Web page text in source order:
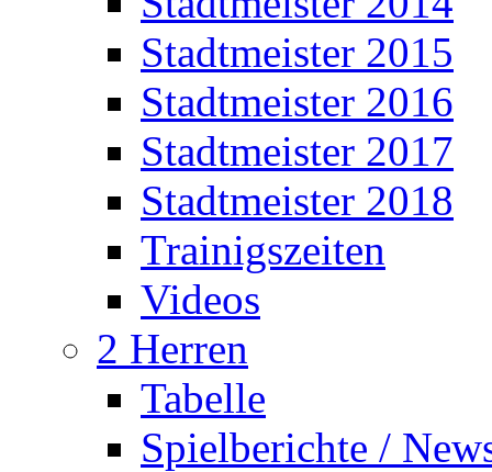
Stadtmeister 2015
Stadtmeister 2016
Stadtmeister 2017
Stadtmeister 2018
Trainigszeiten
Videos
2 Herren
Tabelle
Spielberichte /